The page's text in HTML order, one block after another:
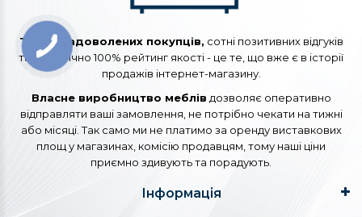
Тисячі задоволених покупців, сотні позитивних відгуків
та практично 100% рейтинг якості - це те, що вже є в історії
продажів інтернет-магазину.
Власне виробництво меблів дозволяє оперативно
відправляти ваші замовлення, не потрібно чекати на тижні
або місяці. Так само ми не платимо за оренду виставкових
площ у магазинах, комісію продавцям, тому наші ціни
приємно здивують та порадують.
Інформація